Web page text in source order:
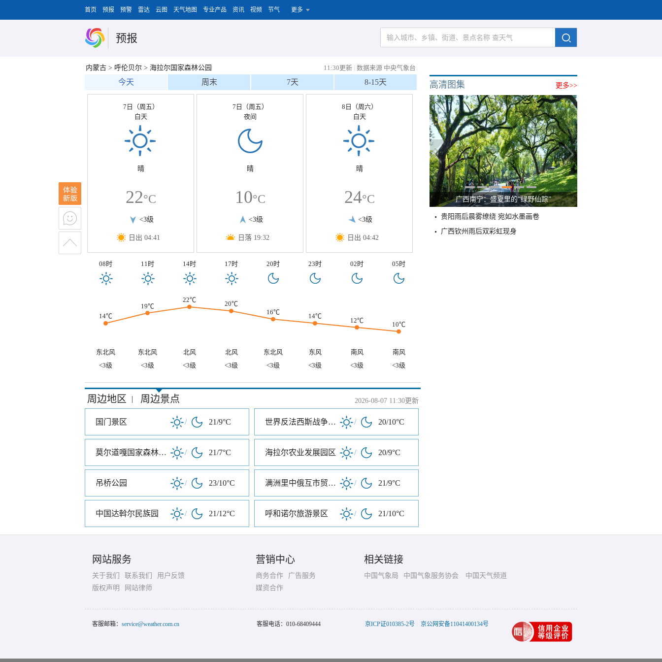
首页 预报 预警 雷达 云图 天气地图 专业产品 资讯 视频 节气 更多
预报
内蒙古 > 呼伦贝尔 > 海拉尔国家森林公园 11:30更新 | 数据来源 中央气象台
今天 周末 7天 8-15天
7日（周五）
白天
晴
22°C
<3级
日出 04:41
7日（周五）
夜间
晴
10°C
<3级
日落 19:32
8日（周六）
白天
晴
24°C
<3级
日出 04:42
08时 11时 14时 17时 20时 23时 02时 05时
14℃
19℃
22℃
20℃
16℃
14℃
12℃
10℃
东北风 东北风 北风 北风 东北风 东风 南风
南风
<3级
<3级 <3级 <3级 <3级 <3级 <3级 <3级
周边地区 | 周边景点 2026-08-07 11:30更新
国门景区 / 21/9°C 世界反法西斯战争海拉尔纪念园 / 20/10°C
莫尔道嘎国家森林公园 / 21/7°C 海拉尔农业发展园区 / 20/9°C
吊桥公园 / 23/10°C 满洲里中俄互市贸易旅游区 / 21/9°C
中国达斡尔民族园 / 21/12°C 呼和诺尔旅游景区 / 21/10°C
更多>>
高清图集
广西南宁：盛夏里的“绿野仙踪”
贵阳雨后晨雾缭绕 宛如水墨画卷
广西钦州雨后双彩虹现身
网站服务
关于我们 联系我们
用户反馈
版权声明
网站律师
营销中心
商务合作
广告服务
媒资合作
相关链接
中国气象局 中国气象服务协会 中国天气频道
客服邮箱： service@weather.com.cn 客服电话： 010-68409444 京ICP证010385-2号 京公网安备11041400134号